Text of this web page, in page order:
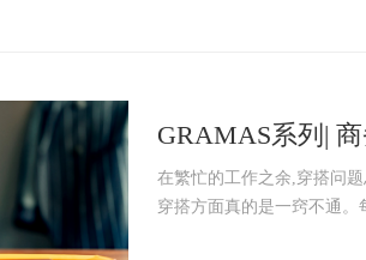
GRAMAS系列|
在繁忙的工作之余,穿搭问
穿搭方面真的是一窍不通